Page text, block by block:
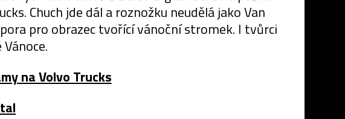
Chuch jde dál a roznožku neudělá jako Van
pro obrazec tvořící vánoční stromek. I tvůrci
na Volvo Trucks